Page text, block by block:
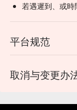
若遇遲到、或時
平台规范
取消与变更办